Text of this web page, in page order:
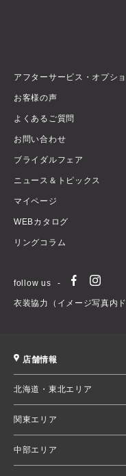
アフターサービス・オプシ
お客様の声
よくあるご質問
お問い合わせ
ブライダルフェア
ニュース＆トピックス
マイページ
WEBカタログ
リングコラム
follow us
衣装協力（イメージ写真内
店舗情報
北海道・東北エリア
関東エリア
中部エリア